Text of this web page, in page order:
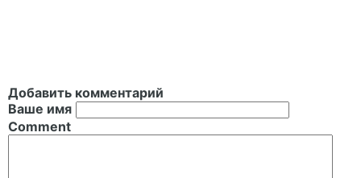
Добавить комментарий
Ваше имя
Comment